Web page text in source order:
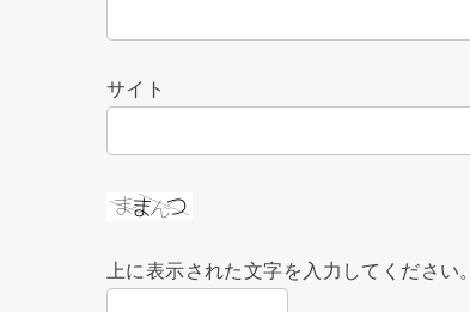
サイト
上に表示された文字を入力してください。